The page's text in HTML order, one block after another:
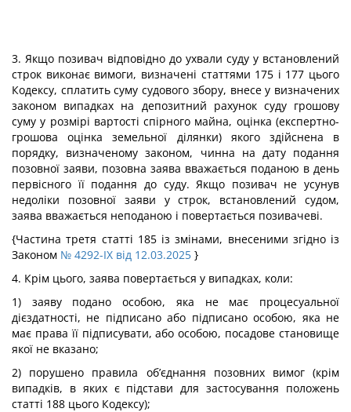
3. Якщо позивач відповідно до ухвали суду у встановлений
строк виконає вимоги, визначені статтями 175 і 177 цього
Кодексу, сплатить суму судового збору, внесе у визначених
законом випадках на депозитний рахунок суду грошову
суму у розмірі вартості спірного майна, оцінка (експертно-
грошова оцінка земельної ділянки) якого здійснена в
порядку, визначеному законом, чинна на дату подання
позовної заяви, позовна заява вважається поданою в день
первісного її подання до суду. Якщо позивач не усунув
недоліки позовної заяви у строк, встановлений судом,
заява вважається неподаною і повертається позивачеві.
{Частина третя статті 185 із змінами, внесеними згідно із
Законом № 4292-IX від 12.03.2025 }
4. Крім цього, заява повертається у випадках, коли:
1) заяву подано особою, яка не має процесуальної
дієздатності, не підписано або підписано особою, яка не
має права її підписувати, або особою, посадове становище
якої не вказано;
2) порушено правила об’єднання позовних вимог (крім
випадків, в яких є підстави для застосування положень
статті 188 цього Кодексу);